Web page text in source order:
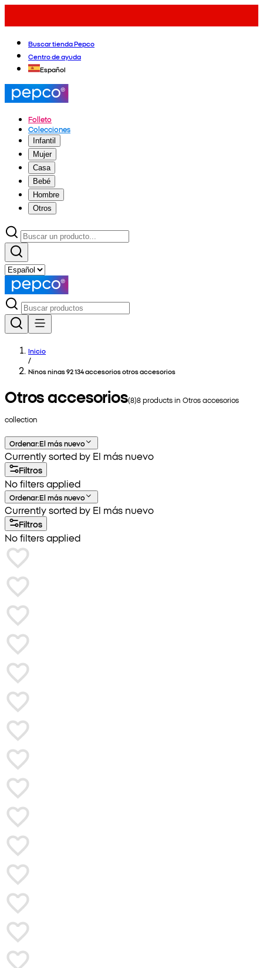
Buscar tienda Pepco
Centro de ayuda
Español
Folleto
Colecciones
Infantil
Mujer
Casa
Bebé
Hombre
Otros
Inicio
/
Ninos ninas 92 134 accesorios otros accesorios
Otros accesorios(8)8products in Otros accesorios
collection
Ordenar:El más nuevo
Currently sorted by El más nuevo
Filtros
No filters applied
Ordenar:El más nuevo
Currently sorted by El más nuevo
Filtros
No filters applied